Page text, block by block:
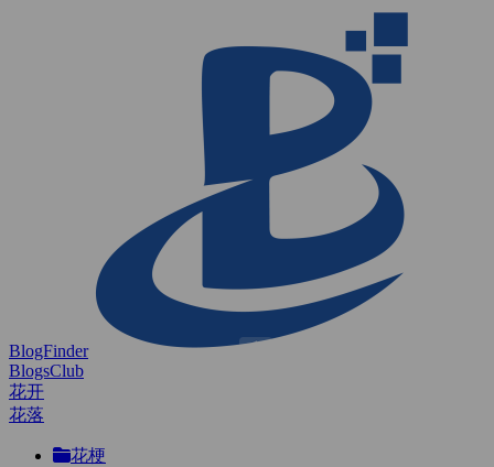
BlogFinder
BlogsClub
花开
花落
花梗